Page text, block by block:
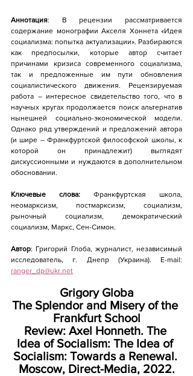
Аннотация: В рецензии рассматривается
содержание монографии Акселя Хоннета «Идея
социализма: попытка актуализации». Разбираются
как предпосылки, которые автор считает
причинами кризиса современного социализма,
так и предложенные им пути обновления
социалистического движения. Рецензируемая
работа – интересное свидетельство того, что в
научных кругах продолжается поиск альтернатив
нынешней социально-экономической модели.
Однако ряд утверждений и предложений автора
(и шире – Франкфуртской философской школы, к
которой он принадлежит) выглядят
дискуссионными и нуждаются в дополнительном
обосновании.
Ключевые слова: Франкфуртская школа,
неомарксизм, постмарксизм, социализм,
рыночный социализм, демократический
социализм, Маркс, Сен-Симон.
Автор: Григорий Глоба, журналист, независимый
ranger_dp@ukr.net
Grigory Globa
The Splendor and Misery of the
Frankfurt School
Review: Axel Honneth. The
Idea of Socialism: The Idea of
Socialism: Towards a Renewal.
Moscow, Direct-Media, 2022.